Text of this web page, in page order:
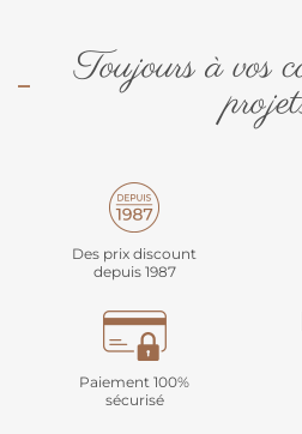
Toujours à vos
Des prix discount
depuis 1987
Paiement 100%
sécurisé